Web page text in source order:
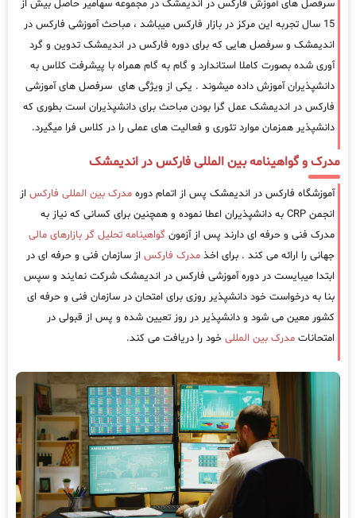
سرفصل های آموزش فارکس در اندیمشک در مجموعه سهامیر حاصل بیش از
15 سال تجربه این مرکز در بازار فارکس میباشد ، مباحث آموزشی فارکس در
اندیمشک و سرفصل هایی که برای دوره فارکس در اندیمشک تدوین و گرد
آوری شده بصورت کاملا استاندارد و گام به گام همراه با پیشرفت کلاس به
دانشپذیران آموزش داده میشوند . یکی از ویژگی های سرفصل های آموزشی
فارکس در اندیمشک عمل گرا بودن مباحث برای دانشپذیران است بطوری که
دانشپذیر همزمان موارد تئوری و فعالیت های عملی را در کلاس فرا میگیرد.
مدرک و گواهینامه بین المللی فارکس در اندیمشک
آموزشگاه فارکس در اندیمشک پس از اتمام دوره مدرک بین المللی فارکس از
انجمن CRP به دانشپذیران اعطا نموده و همچنین برای کسانی که نیاز به
مدرک فنی و حرفه ای دارند پس از آزمون گواهینامه تحلیل گر بازارهای مالی
جهانی را ارائه می کند . برای اخذ مدرک فارکس از سازمان فنی و حرفه ای در
ابتدا میبایست در دوره آموزشی فارکس در اندیمشک شرکت نمایند و سپس
بنا به درخواست خود دانشپذیر روزی برای امتحان در سازمان فنی و حرفه ای
کشور معین می شود و دانشپذیر در روز تعیین شده و پس از قبولی در
امتحانات مدرک بین المللی خود را دریافت می کند.